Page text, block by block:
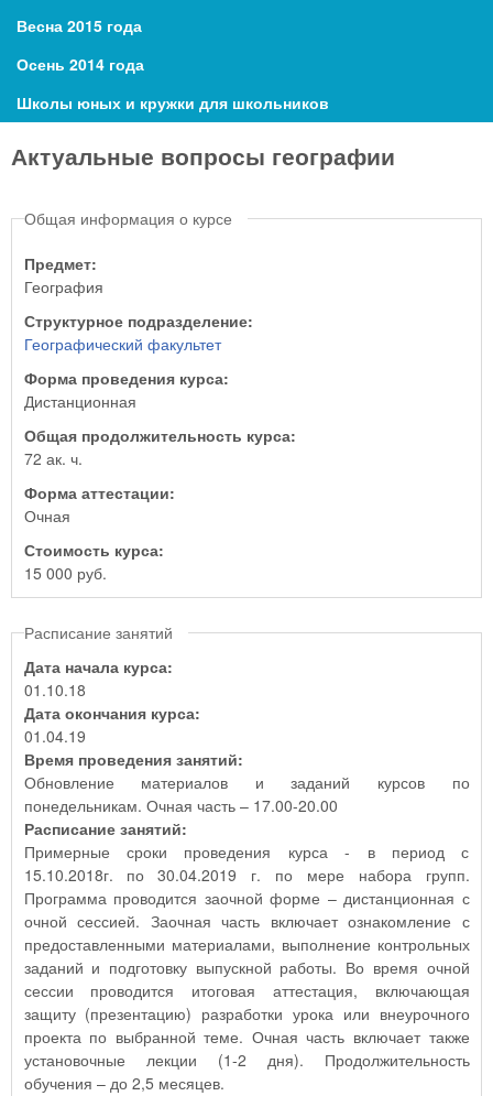
Весна 2015 года
Осень 2014 года
Школы юных и кружки для школьников
Актуальные вопросы географии
Общая информация о курсе
Предмет:
География
Структурное подразделение:
Географический факультет
Форма проведения курса:
Дистанционная
Общая продолжительность курса:
72 ак. ч.
Форма аттестации:
Очная
Стоимость курса:
15 000 руб.
Расписание занятий
Дата начала курса:
01.10.18
Дата окончания курса:
01.04.19
Время проведения занятий:
Обновление материалов и заданий курсов по
понедельникам. Очная часть – 17.00-20.00
Расписание занятий:
Примерные сроки проведения курса - в период с
15.10.2018г. по 30.04.2019 г. по мере набора групп.
Программа проводится заочной форме – дистанционная с
очной сессией. Заочная часть включает ознакомление с
предоставленными материалами, выполнение контрольных
заданий и подготовку выпускной работы. Во время очной
сессии проводится итоговая аттестация, включающая
защиту (презентацию) разработки урока или внеурочного
проекта по выбранной теме. Очная часть включает также
установочные лекции (1-2 дня). Продолжительность
обучения – до 2,5 месяцев.